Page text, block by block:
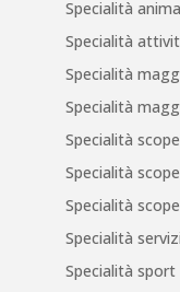
Specialità
Specialità
Specialità
Specialità
Specialità
Specialità
Specialità
Specialità
Specialità sport